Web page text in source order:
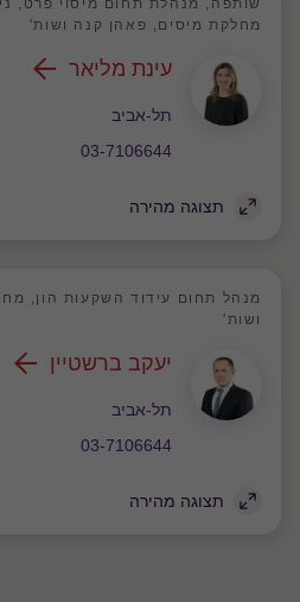
שותפה, מנהלת תחום מיסוי פרט,
מחלקת מיסים, פאהן קנה ושות'
עינת מליאר
תל-אביב
משרד
03-7106644
תצוגה מהירה
מנהל תחום עידוד השקעות הון,
ושות'
יעקב ברשטיין
תל-אביב
משרד
03-7106644
תצוגה מהירה